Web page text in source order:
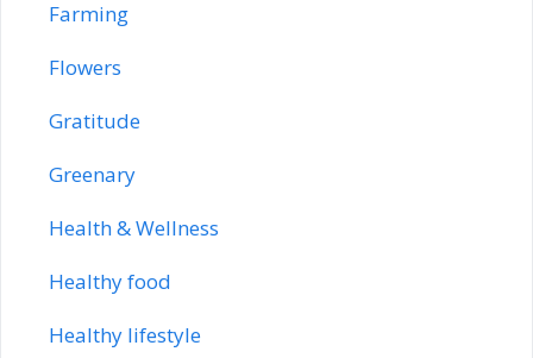
Farming
Flowers
Gratitude
Greenary
Health & Wellness
Healthy food
Healthy lifestyle